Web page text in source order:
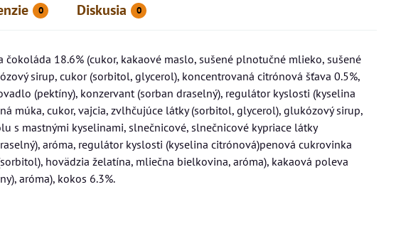
0 Diskusia 0
18.6% (cukor, kakaové maslo, sušené plnotučné mlieko, sušené
sirup, cukor (sorbitol, glycerol), koncentrovaná citrónová šťava 0.5%,
(pektíny), konzervant (sorban draselný), regulátor kyslosti (kyselina
múka, cukor, vajcia, zvlhčujúce látky (sorbitol, glycerol), glukózový sirup,
s mastnými kyselinami, slnečnicové, slnečnicové kypriace látky
aróma, regulátor kyslosti (kyselina citrónová)penová cukrovinka
hovädzia želatína, mliečna bielkovina, aróma), kakaová poleva
aróma), kokos 6.3%.